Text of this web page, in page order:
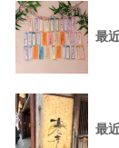
最
最